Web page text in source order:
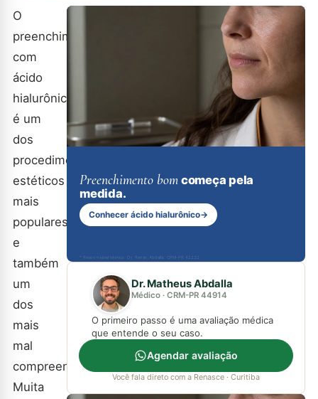
O
preenchimento
com
ácido
hialurônico
é um
dos
procedimentos
estéticos
mais
populares,
e
também
um
dos
mais
mal
compreendidos.
Muita
Preenchimento bom começa pela
medida.
Conhecer ácido hialurônico→
* Responsável técnico: Dr. Renan Abdalla, CRM-PR 42232
Dr. Matheus Abdalla
Médico · CRM-PR 44914
O primeiro passo é uma avaliação médica
que entende o seu caso.
Agendar avaliação
Você fala direto com a Renasce · Curitiba